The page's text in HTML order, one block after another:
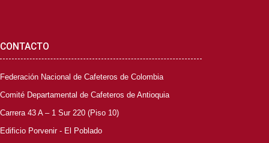
CONTACTO
Federación Nacional de Cafeteros de Colombia
Comité Departamental de Cafeteros de Antioquia
Carrera 43 A – 1 Sur 220 (Piso 10)
Edificio Porvenir - El Poblado